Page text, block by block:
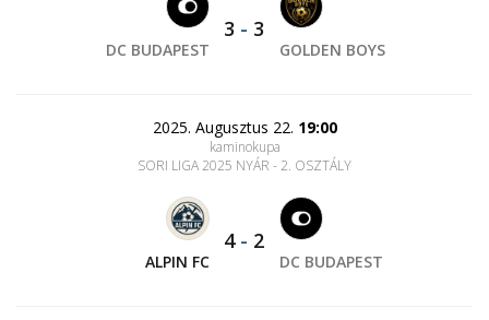
DC BUDAPEST
3 - 3
GOLDEN BOYS
2025. Augusztus 22. 19:00
kaminokupa
SORI LIGA 2025 NYÁR - 2. OSZTÁLY
ALPIN FC
4- 2
DC BUDAPEST